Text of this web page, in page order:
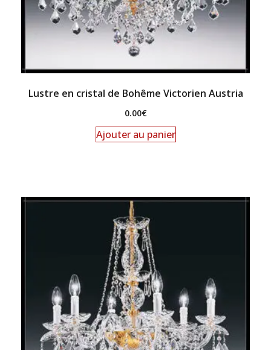
Lustre en cristal de Bohême Victorien Austria
0.00€
Ajouter au panier